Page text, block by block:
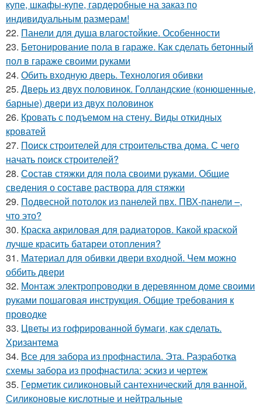
купе, шкафы-купе, гардеробные на заказ по
индивидуальным размерам!
22. Панели для душа влагостойкие. Особенности
23. Бетонирование пола в гараже. Как сделать бетонный
пол в гараже своими руками
24. Обить входную дверь. Технология обивки
25. Дверь из двух половинок. Голландские (конюшенные,
барные) двери из двух половинок
26. Кровать с подъемом на стену. Виды откидных
кроватей
27. Поиск строителей для строительства дома. С чего
начать поиск строителей?
28. Состав стяжки для пола своими руками. Общие
сведения о составе раствора для стяжки
29. Подвесной потолок из панелей пвх. ПВХ-панели –,
что это?
30. Краска акриловая для радиаторов. Какой краской
лучше красить батареи отопления?
31. Материал для обивки двери входной. Чем можно
оббить двери
32. Монтаж электропроводки в деревянном доме своими
руками пошаговая инструкция. Общие требования к
проводке
33. Цветы из гофрированной бумаги, как сделать.
Хризантема
34. Все для забора из профнастила. Эта. Разработка
схемы забора из профнастила: эскиз и чертеж
35. Герметик силиконовый сантехнический для ванной.
Силиконовые кислотные и нейтральные